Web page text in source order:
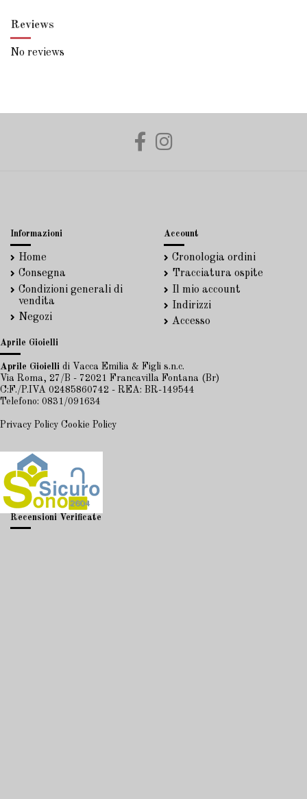
Reviews
No reviews
Informazioni
Home
Consegna
Condizioni generali di
vendita
Negozi
Account
Cronologia ordini
Tracciatura ospite
Il mio account
Indirizzi
Accesso
Aprile Gioielli
Aprile Gioielli di Vacca Emilia & Figli s.n.c.
Via Roma, 27/B - 72021 Francavilla Fontana (Br)
C:F./P.IVA 02485860742 - REA: BR-149544
Telefono: 0831/091634
Privacy Policy Cookie Policy
Recensioni Verificate